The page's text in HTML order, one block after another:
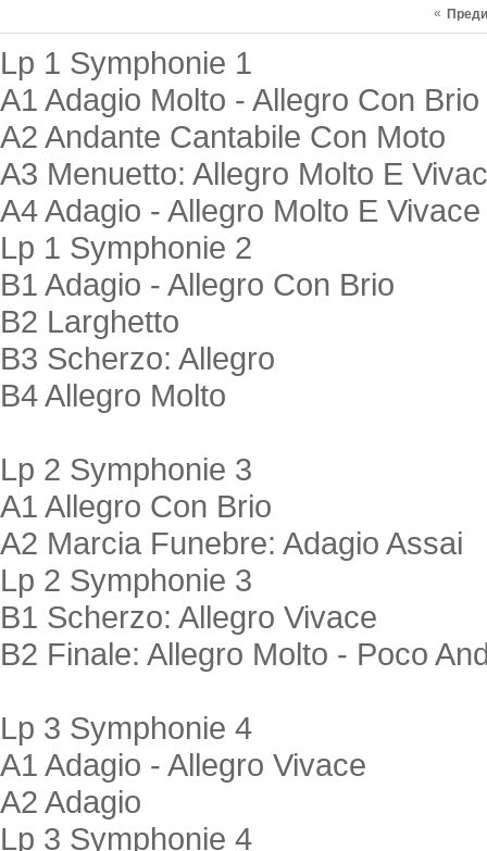
«
Lp 1 Symphonie 1
A1 Adagio Molto - Allegro Con Brio
A2 Andante Cantabile Con Moto
A3 Menuetto: Allegro Molto E
A4 Adagio - Allegro Molto E Vivace
Lp 1 Symphonie 2
B1 Adagio - Allegro Con Brio
B2 Larghetto
B3 Scherzo: Allegro
B4 Allegro Molto
Lp 2 Symphonie 3
A1 Allegro Con Brio
A2 Marcia Funebre: Adagio Assai
Lp 2 Symphonie 3
B1 Scherzo: Allegro Vivace
B2 Finale: Allegro Molto - Poco
Lp 3 Symphonie 4
A1 Adagio - Allegro Vivace
A2 Adagio
Lp 3 Symphonie 4